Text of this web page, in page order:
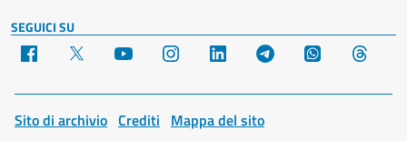
SEGUICI SU
Facebook YouTube Instagram LinkedIn Telegram WhatsApp
Sito di archivio Crediti Mappa del sito